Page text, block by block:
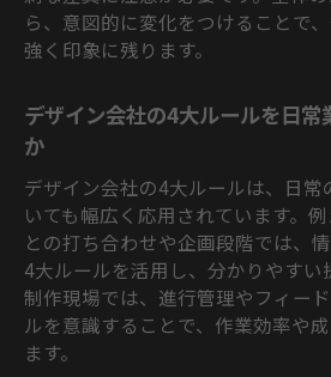
ら、意図的に変化をつけることで
強く印象に残ります。
デザイン会社の4大ルールを日常
か
デザイン会社の4大ルールは、日常
いても幅広く応用されています。
との打ち合わせや企画段階では、
4大ルールを活用し、分かりやすい
制作現場では、進行管理やフィー
ルを意識することで、作業効率や
ます。